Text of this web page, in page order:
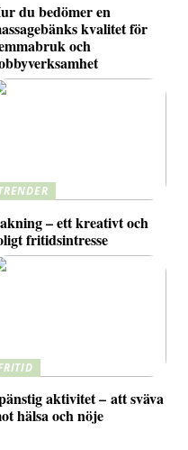
du bedömer en
kvalitet för
och
– ett kreativt och
fritidsintresse
aktivitet – att sväva
hälsa och nöje